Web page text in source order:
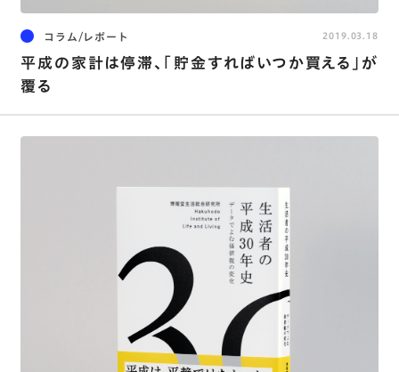
コラム/レポート
平成の家計は停滞、「貯金すればいつか買える」が
覆る
2019.03.18